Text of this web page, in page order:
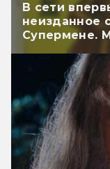
В сети
неизданное
Супермене.